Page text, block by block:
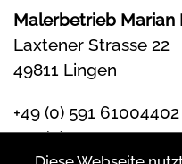
Malerbetrieb Marian
Laxtener Strasse 22
49811 Lingen
+49 (0) 591 61004402
+49 (0) 1525 3880879